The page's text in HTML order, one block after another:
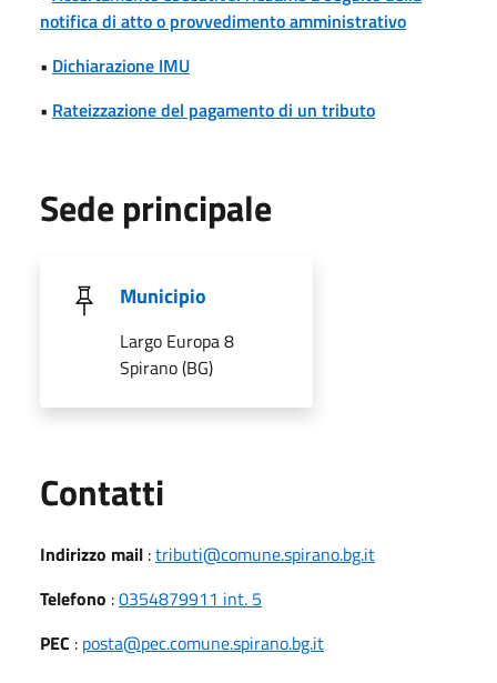
notifica di atto o provvedimento amministrativo
• Dichiarazione IMU
• Rateizzazione del pagamento di un tributo
Sede principale
Municipio
Largo Europa 8
Spirano (BG)
Contatti
Indirizzo mail :tributi@comune.spirano.bg.it
Telefono :0354879911 int. 5
PEC : posta@pec.comune.spirano.bg.it